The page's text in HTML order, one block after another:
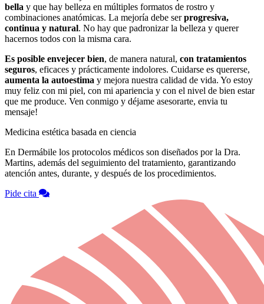
bella y que hay belleza en múltiples formatos de rostro y
combinaciones anatómicas. La mejoría debe serprogresiva,
continua y natural. No hay que padronizar la belleza y querer
hacernos todos con la misma cara.
Es posible envejecer bien, de manera natural, con tratamientos
seguros, eficaces y prácticamente indolores. Cuidarse es quererse,
aumenta la autoestima y mejora nuestra calidad de vida. Yo estoy
muy feliz con mi piel, con mi apariencia y con el nivel de bien estar
que me produce. Ven conmigo y déjame asesorarte, envia tu
mensaje!
Medicina estética basada en ciencia
En Dermábile los protocolos médicos son diseñados por la Dra.
Martins, además del seguimiento del tratamiento, garantizando
atención antes, durante, y después de los procedimientos.
Pide cita